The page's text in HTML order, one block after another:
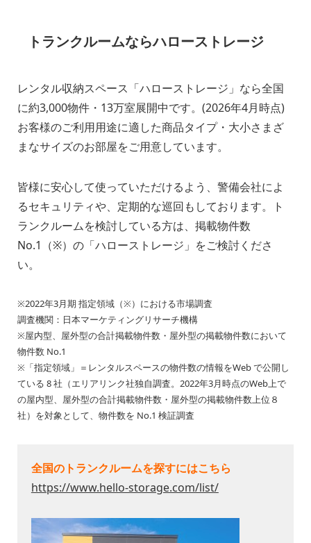
トランクルームならハローストレージ
レンタル収納スペース「ハローストレージ」なら全国
に約3,000物件・13万室展開中です。(2026年4月時点)
お客様のご利用用途に適した商品タイプ・大小さまざ
まなサイズのお部屋をご用意しています。
皆様に安心して使っていただけるよう、警備会社によ
るセキュリティや、定期的な巡回もしております。ト
ランクルームを検討している方は、掲載物件数
No.1（※）の「ハローストレージ」をご検討くださ
い。
※2022年3月期 指定領域（※）における市場調査
調査機関：日本マーケティングリサーチ機構
※屋内型、屋外型の合計掲載物件数・屋外型の掲載物件数において
物件数 No.1
※「指定領域」＝レンタルスペースの物件数の情報をWeb で公開し
ている 8 社（エリアリンク社独自調査。2022年3月時点のWeb上で
の屋内型、屋外型の合計掲載物件数・屋外型の掲載物件数上位８
社）を対象として、物件数を No.1 検証調査
全国のトランクルームを探すにはこちら
https://www.hello-storage.com/list/